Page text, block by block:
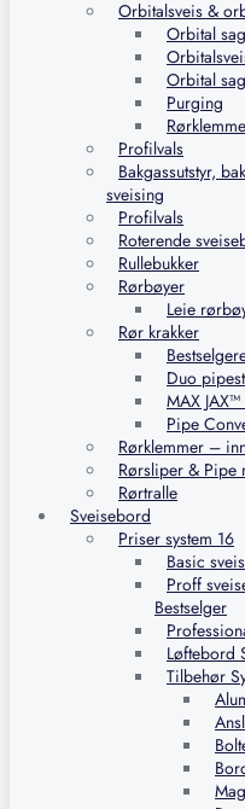
Orbitalsveis &
Orbital sag
Orbital sag
Purging
Profilvals
Bakgassutstyr,
sveising
Profilvals
Roterende
Rullebukker
Rørbøyer
Leie
Rør krakker
Duo
MAX
Pipe
Rørklemmer –
Rørsliper & Pipe
Rørtralle
Sveisebord
Priser system 16
Basic
Proff
Bestselger
Løftebord
Tilbehør